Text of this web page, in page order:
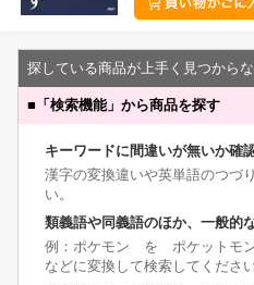
探している商品が上手く見つから
■ 「検索機能」から商品を探す
キーワードに間違いが無いか確
漢字の変換違いや英単語のつづ
い。
類義語や同義語のほか、一般的
例：ポケモン を ポケットモン
などに変換して検索してください